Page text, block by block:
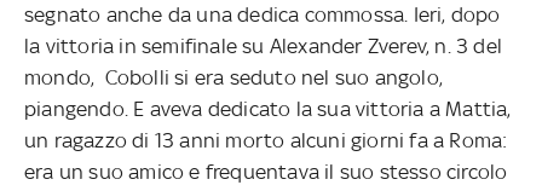
segnato anche da una dedica commossa. Ieri, dopo
la vittoria in semifinale su Alexander Zverev, n. 3 del
mondo, Cobolli si era seduto nel suo angolo,
piangendo. E aveva dedicato la sua vittoria a Mattia,
un ragazzo di 13 anni morto alcuni giorni fa a Roma:
era un suo amico e frequentava il suo stesso circolo